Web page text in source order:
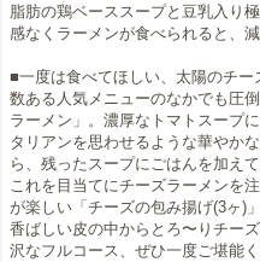
脂肪の鶏ベーススープと豆乳入り
感なくラーメンが食べられると、
■一度は食べてほしい、太陽のチー
数ある人気メニューのなかでも圧
ラーメン」。濃厚なトマトスープ
タリアンを思わせるような華やか
ら、残ったスープにごはんを加え
これを目当てにチーズラーメンを
が楽しい「チーズの包み揚げ(3ヶ)
香ばしい皮の中からとろ〜りチー
沢なフルコース、ぜひ一度ご堪能く